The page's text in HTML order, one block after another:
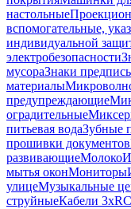
настольные
вспомогательные,
индивидуальной
электробезопасности
мусораЗнаки
материалы
предупреждающие
оградительные
питьевая водаЗубные
прошивки документов
развивающиеМолоко
мытья оконМониторы
улицеМузыкальные
струйныеКабели